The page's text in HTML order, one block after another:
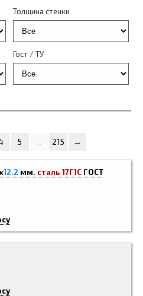
Толщина стенки
Гост / ТУ
5 ... 215 →
12.2 мм. сталь 17Г1С ГОСТ